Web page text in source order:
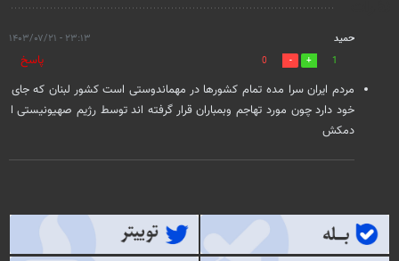
حمید ۲۳:۱۳ - ۱۴۰۳/۰۷/۲۱
1
0
پاسخ
مردم ایران سرا مده تمام کشورها در مهماندوستی است کشور لبنان که جای
خود دارد چون مورد تهاجم وبمباران قرار گرفته اند توسط رژیم صهیونیستی ا
دمکش